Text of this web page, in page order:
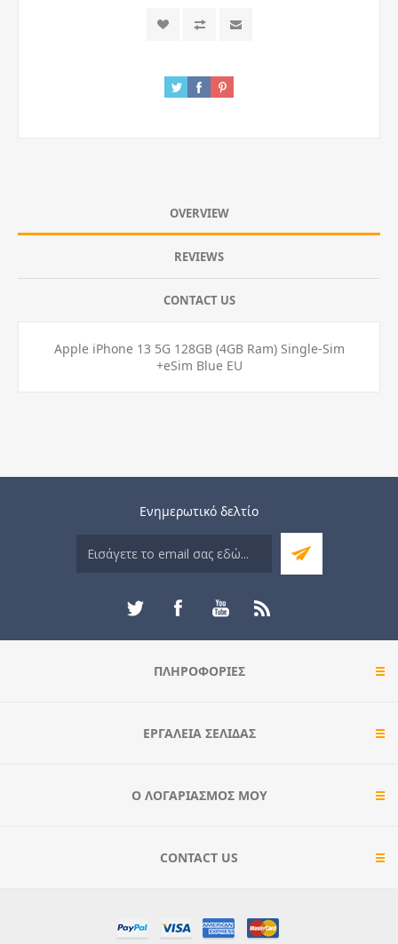
OVERVIEW
REVIEWS
CONTACT US
Apple iPhone 13 5G 128GB (4GB Ram) Single-Sim
+eSim Blue EU
Ενημερωτικό δελτίο
ΠΛΗΡΟΦΟΡΊΕΣ
ΕΡΓΑΛΕΊΑ ΣΕΛΊΔΑΣ
Ο ΛΟΓΑΡΙΑΣΜΌΣ ΜΟΥ
CONTACT US